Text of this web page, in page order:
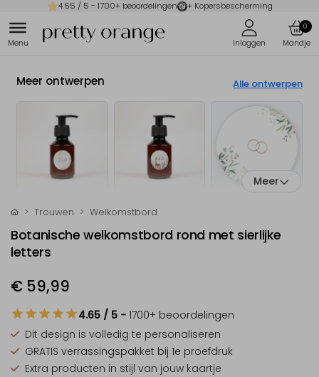
4.65 / 5 - 1700+ beoordelingen + Kopersbescherming
0
Meer ontwerpen Alle ontwerpen
Meer
Trouwen Welkomstbord
Botanische welkomstbord rond met sierlijke
letters
€ 59,99
4.65 / 5 - 1700+ beoordelingen
Dit design is volledig te personaliseren
GRATIS verrassingspakket bij 1e proefdruk
Extra producten in stijl van jouw kaartje